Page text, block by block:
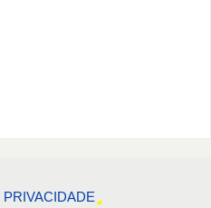
PRIVACIDADE